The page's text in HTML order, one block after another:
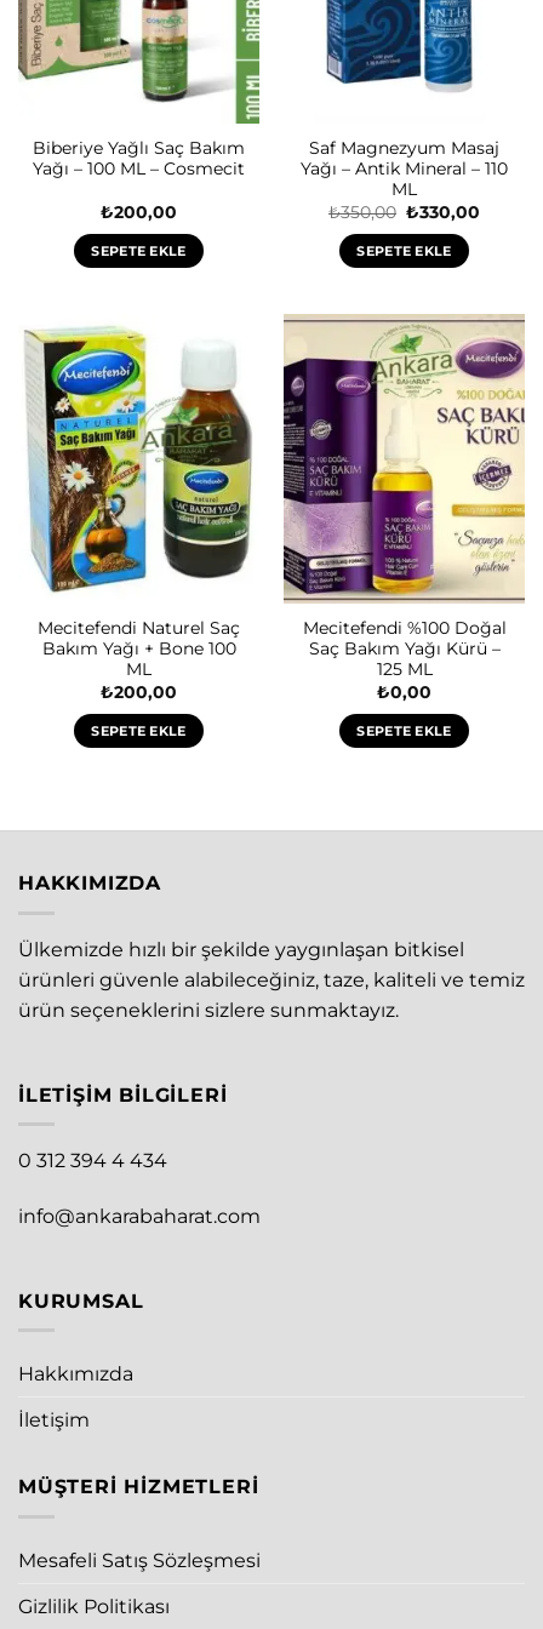
Biberiye Yağlı Saç Bakım
Yağı – 100 ML – Cosmecit
₺200,00
SEPETE EKLE
Saf Magnezyum Masaj
Yağı – Antik Mineral – 110
ML
₺350,00 Orijinal
₺350,00.
₺330,00
SEPETE EKLE
Mecitefendi Naturel Saç
Bakım Yağı + Bone 100
ML
₺200,00
SEPETE EKLE
Mecitefendi %100 Doğal
Saç Bakım Yağı Kürü –
125 ML
₺0,00
SEPETE EKLE
HAKKIMIZDA
Ülkemizde hızlı bir şekilde yaygınlaşan bitkisel
ürünleri güvenle alabileceğiniz, taze, kaliteli ve temiz
ürün seçeneklerini sizlere sunmaktayız.
İLETIŞIM BILGILERI
0 312 394 4 434
info@ankarabaharat.com
KURUMSAL
Hakkımızda
İletişim
MÜŞTERI HIZMETLERI
Mesafeli Satış Sözleşmesi
Gizlilik Politikası